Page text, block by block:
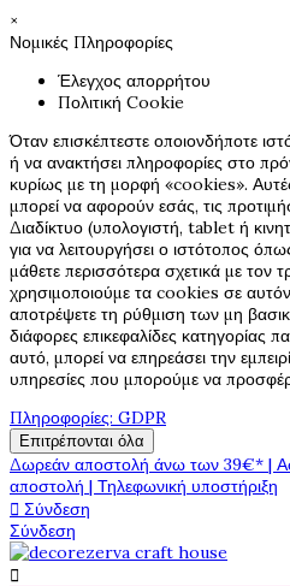
×
Νομικές Πληροφορίες
Έλεγχος απορρήτου
Πολιτική Cookie
Όταν επισκέπτεστε οποιονδήποτε
ή να ανακτήσει πληροφορίες στο
κυρίως με τη μορφή «cookies».
μπορεί να αφορούν εσάς, τις
Διαδίκτυο (υπολογιστή, tablet ή
για να λειτουργήσει ο ιστότοπος
μάθετε περισσότερα σχετικά με τον
χρησιμοποιούμε τα cookies σε
αποτρέψετε τη ρύθμιση των μη
διάφορες επικεφαλίδες κατηγορίας
αυτό, μπορεί να επηρεάσει την
υπηρεσίες που μπορούμε να
Πληροφορίες: GDPR
Επιτρέπονται όλα
Δωρεάν αποστολή άνω των 39€* |
αποστολή | Τηλεφωνική υποστήριξη
 Σύνδεση
Σύνδεση
